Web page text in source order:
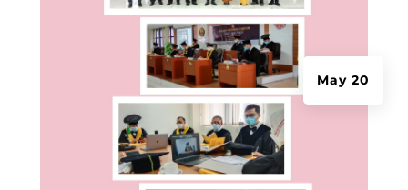
May 20